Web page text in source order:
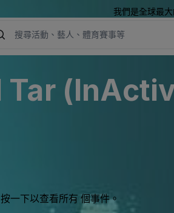
我們是全球最
Tar
一下以查看所有 個事件。